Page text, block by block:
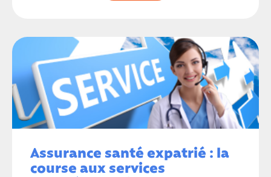
Assurance santé expatrié : la
course aux services